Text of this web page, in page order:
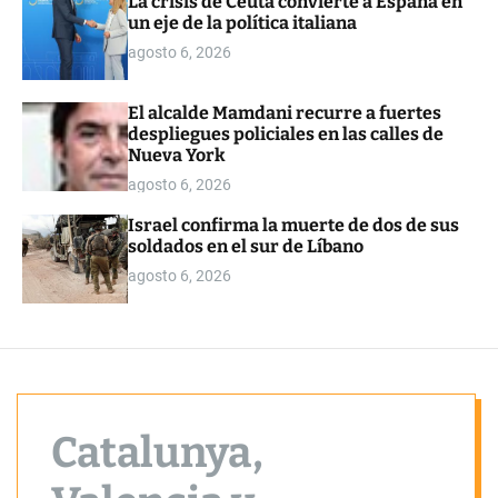
o
r
un eje de la política italiana
agosto 6, 2026
El alcalde Mamdani recurre a fuertes
despliegues policiales en las calles de
Nueva York
agosto 6, 2026
Israel confirma la muerte de dos de sus
soldados en el sur de Líbano
agosto 6, 2026
Catalunya,